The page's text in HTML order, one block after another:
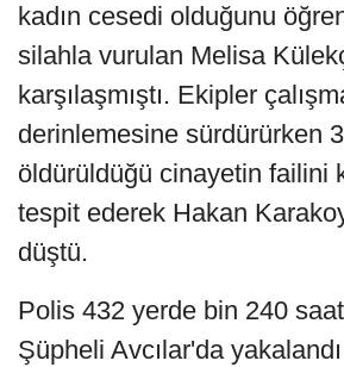
kadın cesedi olduğunu
silahla vurulan Melisa
karşılaşmıştı. Ekipler
derinlemesine sürdürürken
öldürüldüğü cinayetin failini
tespit ederek Hakan
düştü.
Polis 432 yerde bin 240
Şüpheli Avcılar'da yakalandı